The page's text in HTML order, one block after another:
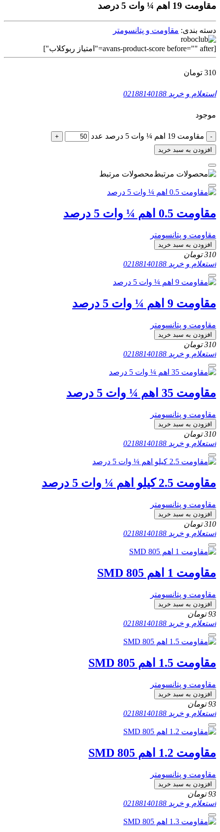
مقاومت 19 اهم ¼ وات 5 درصد
دسته بندی: مقاومت و پتانسومتر
[avans-product-score before="" after="امتیاز ربوکلاب"]
310 تومان
استعلام و خرید 02188140188
موجود
- مقاومت 19 اهم ¼ وات 5 درصد عدد
+
افزودن به سبد خرید
محصولات مرتبط
مقاومت 0.5 اهم ¼ وات 5 درصد
مقاومت و پتانسومتر
افزودن به سبد خرید
310 تومان
استعلام و خرید 02188140188
مقاومت 9 اهم ¼ وات 5 درصد
مقاومت و پتانسومتر
افزودن به سبد خرید
310 تومان
استعلام و خرید 02188140188
مقاومت 35 اهم ¼ وات 5 درصد
مقاومت و پتانسومتر
افزودن به سبد خرید
310 تومان
استعلام و خرید 02188140188
مقاومت 2.5 کیلو اهم ¼ وات 5 درصد
مقاومت و پتانسومتر
افزودن به سبد خرید
310 تومان
استعلام و خرید 02188140188
مقاومت 1 اهم SMD 805
مقاومت و پتانسومتر
افزودن به سبد خرید
93 تومان
استعلام و خرید 02188140188
مقاومت 1.5 اهم SMD 805
مقاومت و پتانسومتر
افزودن به سبد خرید
93 تومان
استعلام و خرید 02188140188
مقاومت 1.2 اهم SMD 805
مقاومت و پتانسومتر
افزودن به سبد خرید
93 تومان
استعلام و خرید 02188140188